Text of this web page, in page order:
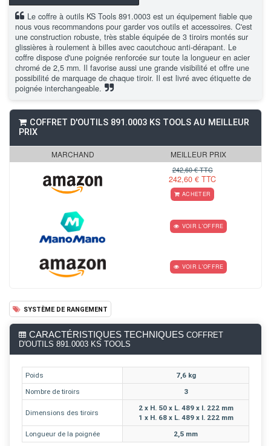
Le coffre à outils KS Tools 891.0003 est un équipement fiable que
nous vous recommandons pour garder vos outils et accessoires. C'est
une construction robuste, très stable équipée de 3 tiroirs montés sur
glissières à roulement à billes avec caoutchouc anti-dérapant. Le
coffre dispose d'une poignée renforcée sur toute la longueur en acier
chromé de 2,5 mm. Il favorise aussi une grande visibilité et offre une
possibilité de marquage de chaque tiroir. Il est livré avec étiquette de
poignée interchangeable.
COFFRET D'OUTILS 891.0003 KS TOOLS AU MEILLEUR
PRIX
MARCHAND MEILLEUR PRIX
242,60 € TTC
242,60 € TTC
ACHETER
VOIR L'OFFRE
VOIR L'OFFRE
SYSTÈME DE RANGEMENT
CARACTÉRISTIQUES TECHNIQUES COFFRET
D'OUTILS 891.0003 KS TOOLS
Poids
7,6 kg
Nombre de tiroirs
3
Dimensions des tiroirs
2 x H. 50 x L. 489 x l. 222 mm
1 x H. 68 x L. 489 x l. 222 mm
Longueur de la poignée
2,5 mm